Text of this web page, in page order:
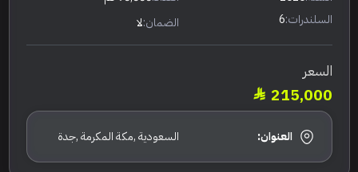
السلندرات:6 الضمان:لا
السعر
215,000
العنوان: السعودية ,مكة المكرمة ,جدة